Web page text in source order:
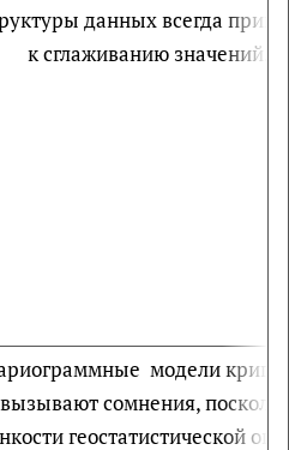
данных всегда
к сглаживанию значений.
модели
вызывают сомнения,
геостатистической